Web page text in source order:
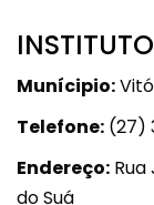
Munícipio:
Telefone: (27)
Endereço: Rua
do Suá